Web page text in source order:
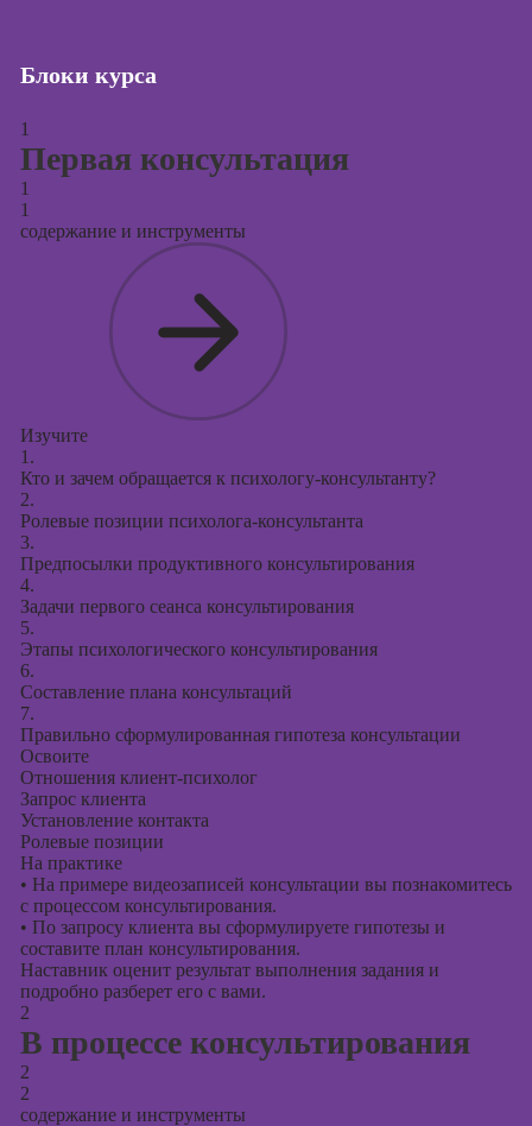
продюсирования
Курсы создания
Блоки курса
1
Первая консультация
1
1
содержание и инструменты
Изучите
1.
Кто и зачем обращается к психологу-консультанту?
2.
Ролевые позиции психолога-консультанта
3.
Предпосылки продуктивного консультирования
4.
Задачи первого сеанса консультирования
5.
Этапы психологического консультирования
6.
Составление плана консультаций
7.
Правильно сформулированная гипотеза консультации
Освоите
Отношения клиент-психолог
Запрос клиента
Установление контакта
Ролевые позиции
На практике
• На примере видеозаписей консультации вы познакомитесь
с процессом консультирования.
• По запросу клиента вы сформулируете гипотезы и
составите план консультирования.
Наставник оценит результат выполнения задания и
подробно разберет его с вами.
2
В процессе консультирования
2
2
содержание и инструменты